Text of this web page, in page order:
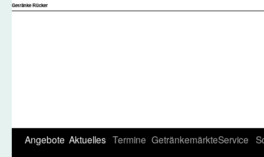
Getränke Rücker
Angebote Aktuelles Termine GetränkemärkteService